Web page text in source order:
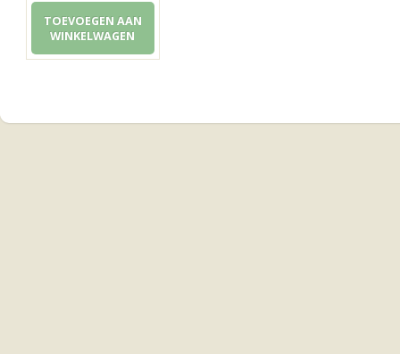
TOEVOEGEN AAN
WINKELWAGEN